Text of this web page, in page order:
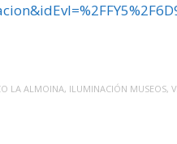
LA ALMOINA, ILUMINACIÓN MUSEOS,